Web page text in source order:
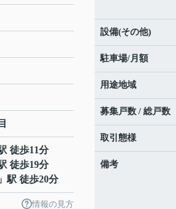
徒歩11分
徒歩19分
」駅 徒歩20分
情報の見方
設備(その他)
駐車場/月額
用途地域
募集戸数 / 総戸数
取引態様
備考